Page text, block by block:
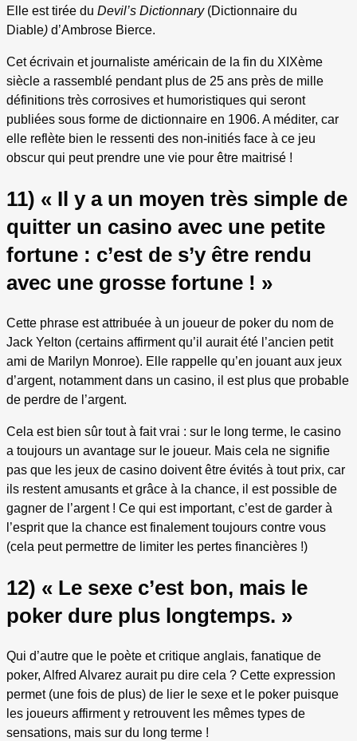
Elle est tirée du Devil’s Dictionnary(Dictionnaire du
Diable) d’Ambrose Bierce.
Cet écrivain et journaliste américain de la fin du XIXème
siècle a rassemblé pendant plus de 25 ans près de mille
définitions très corrosives et humoristiques qui seront
publiées sous forme de dictionnaire en 1906. A méditer, car
elle reflète bien le ressenti des non-initiés face à ce jeu
obscur qui peut prendre une vie pour être maitrisé !
11) « Il y a un moyen très simple de
quitter un casino avec une petite
fortune : c’est de s’y être rendu
avec une grosse fortune ! »
Cette phrase est attribuée à un joueur de poker du nom de
Jack Yelton (certains affirment qu’il aurait été l’ancien petit
ami de Marilyn Monroe). Elle rappelle qu’en jouant aux jeux
d’argent, notamment dans un casino, il est plus que probable
de perdre de l’argent.
Cela est bien sûr tout à fait vrai : sur le long terme, le casino
a toujours un avantage sur le joueur. Mais cela ne signifie
pas que les jeux de casino doivent être évités à tout prix, car
ils restent amusants et grâce à la chance, il est possible de
gagner de l’argent ! Ce qui est important, c’est de garder à
l’esprit que la chance est finalement toujours contre vous
(cela peut permettre de limiter les pertes financières !)
12) « Le sexe c’est bon, mais le
poker dure plus longtemps. »
Qui d’autre que le poète et critique anglais, fanatique de
poker, Alfred Alvarez aurait pu dire cela ? Cette expression
permet (une fois de plus) de lier le sexe et le poker puisque
les joueurs affirment y retrouvent les mêmes types de
sensations, mais sur du long terme !